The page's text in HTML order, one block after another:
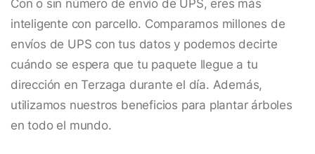
Con o sin número de envío de UPS, eres más
inteligente con parcello. Comparamos millones de
envíos de UPS con tus datos y podemos decirte
cuándo se espera que tu paquete llegue a tu
dirección en Terzaga durante el día. Además,
utilizamos nuestros beneficios para plantar árboles
en todo el mundo.